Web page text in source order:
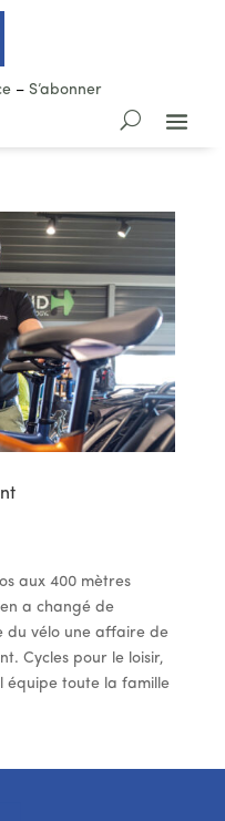
– S’abonner
aux 400 mètres
a changé de
du vélo une affaire de
Cycles pour le loisir,
équipe toute la famille